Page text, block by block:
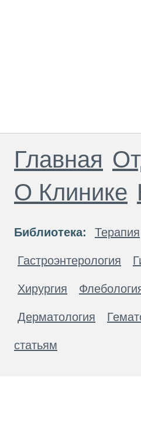
Главная
О Клинике
Библиотека: Терапия
Гастроэнтерология
Хирургия
Дерматология
статьям